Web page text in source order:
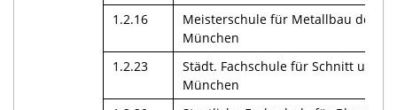
1.2.16
Meisterschule für Metallbau des
München
1.2.23
Städt. Fachschule für Schnitt und
München